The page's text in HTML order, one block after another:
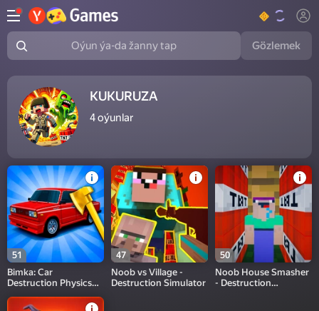
Oýun ýa-da žanny tap Gözlemek
KUKURUZA
4oýunlar
51
Bimka: Car
Destruction Physics
47
Noob vs Village -
Destruction Simulator
50
Noob House Smasher
- Destruction